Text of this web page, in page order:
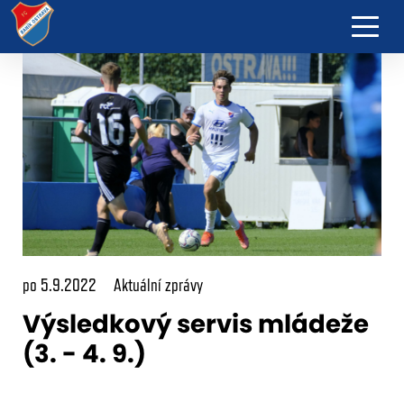
po 5.9.2022 Aktuální zprávy
Výsledkový servis mládeže
(3. - 4. 9.)